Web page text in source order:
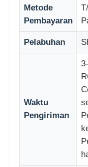
Metode
Pembayaran
Pelabuhan
Waktu
Pengiriman